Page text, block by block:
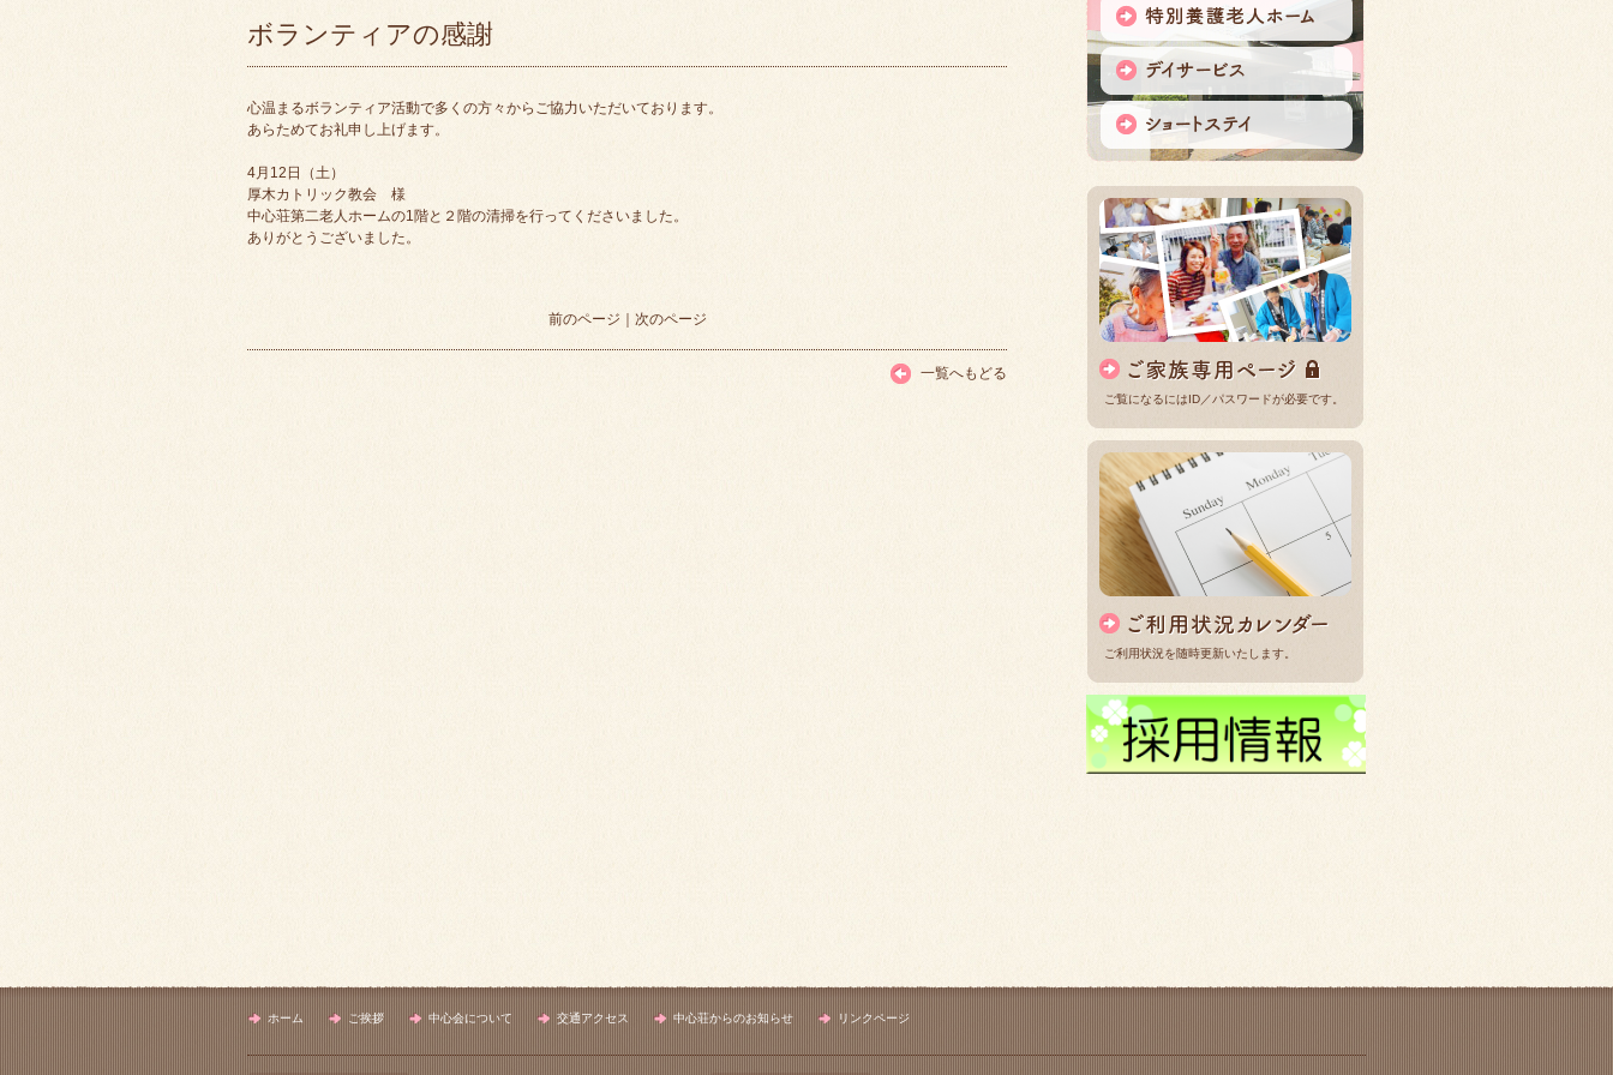
ボランティアの感謝
心温まるボランティア活動で多くの方々からご協力いただいております。
あらためてお礼申し上げます。
4月12日（土）
厚木カトリック教会 様
中心荘第二老人ホームの1階と２階の清掃を行ってくださいました。
ありがとうございました。
前のページ 次のページ
一覧へもどる
ご覧になるにはID／パスワードが必要です。
ご利用状況を随時更新いたします。
ホーム ご挨拶 中心会について 交通アクセス 中心荘からのお知らせ リンクページ